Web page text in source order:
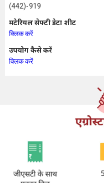
(442)-919
मटेरियल सेफ्टी डेटा शीट
क्लिक करें
उपयोग कैसे करें
क्लिक करें